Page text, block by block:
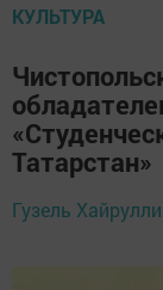
КУЛЬТУРА
Татарстан»
Гузель